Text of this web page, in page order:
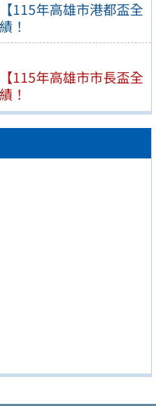
115年高雄市港都盃全
！
115年高雄市市長盃全
！